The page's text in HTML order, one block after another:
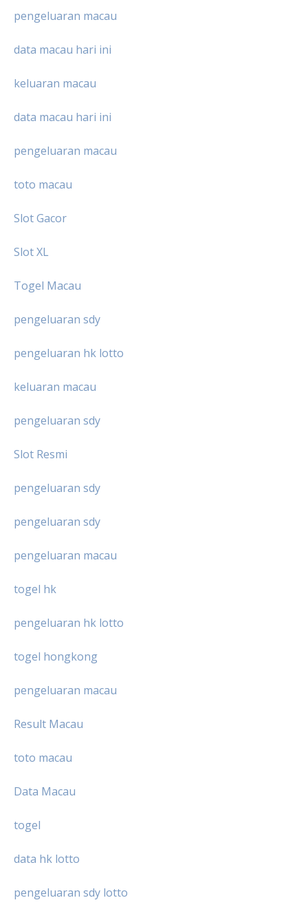
pengeluaran macau
data macau hari ini
keluaran macau
data macau hari ini
pengeluaran macau
toto macau
Slot Gacor
Slot XL
Togel Macau
pengeluaran sdy
pengeluaran hk lotto
keluaran macau
pengeluaran sdy
Slot Resmi
pengeluaran sdy
pengeluaran sdy
pengeluaran macau
togel hk
pengeluaran hk lotto
togel hongkong
pengeluaran macau
Result Macau
toto macau
Data Macau
togel
data hk lotto
pengeluaran sdy lotto